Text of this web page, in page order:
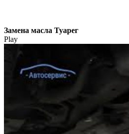
Замена масла Туарег
Play